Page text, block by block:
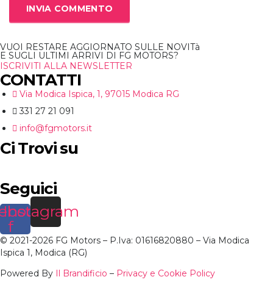
VUOI RESTARE AGGIORNATO SULLE NOVITà
E SUGLI ULTIMI ARRIVI DI FG MOTORS?
ISCRIVITI ALLA NEWSLETTER
CONTATTI
Via Modica Ispica, 1, 97015 Modica RG
331 27 21 091
info@fgmotors.it
Ci Trovi su
Seguici
f
Instagram
© 2021-2026 FG Motors – P.Iva: 01616820880 – Via Modica
Ispica 1, Modica (RG)
Powered By Il Brandificio – Privacy e Cookie Policy